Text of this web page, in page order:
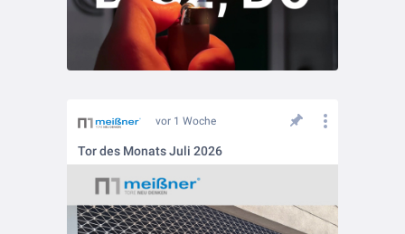
vor 1 Woche
Tor des Monats Juli 2026